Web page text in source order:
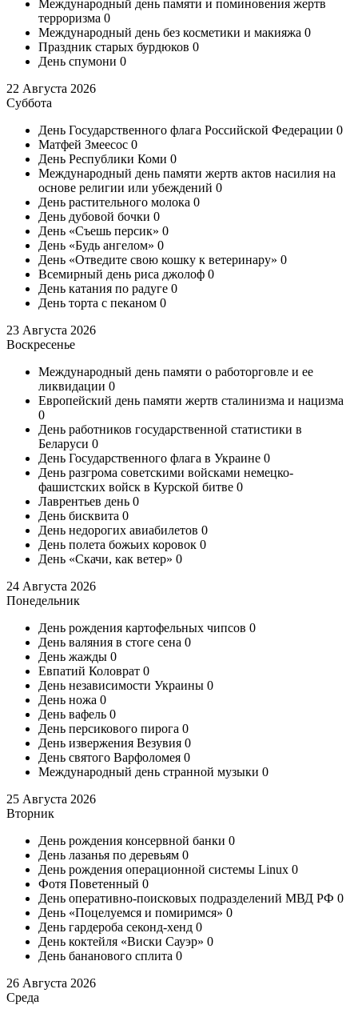
Международный день памяти и поминовения жертв
терроризма 0
Международный день без косметики и макияжа 0
Праздник старых бурдюков 0
День спумони 0
22 Августа 2026
Суббота
День Государственного флага Российской Федерации 0
Матфей Змеесос 0
День Республики Коми 0
Международный день памяти жертв актов насилия на
основе религии или убеждений 0
День растительного молока 0
День дубовой бочки 0
День «Съешь персик» 0
День «Будь ангелом» 0
День «Отведите свою кошку к ветеринару» 0
Всемирный день риса джолоф 0
День катания по радуге 0
День торта с пеканом 0
23 Августа 2026
Воскресенье
Международный день памяти о работорговле и ее
ликвидации 0
Европейский день памяти жертв сталинизма и нацизма
0
День работников государственной статистики в
Беларуси 0
День Государственного флага в Украине 0
День разгрома советскими войсками немецко-
фашистских войск в Курской битве 0
Лаврентьев день 0
День бисквита 0
День недорогих авиабилетов 0
День полета божьих коровок 0
День «Скачи, как ветер» 0
24 Августа 2026
Понедельник
День рождения картофельных чипсов 0
День валяния в стоге сена 0
День жажды 0
Евпатий Коловрат 0
День независимости Украины 0
День ножа 0
День вафель 0
День персикового пирога 0
День извержения Везувия 0
День святого Варфоломея 0
Международный день странной музыки 0
25 Августа 2026
Вторник
День рождения консервной банки 0
День лазанья по деревьям 0
День рождения операционной системы Linux 0
Фотя Поветенный 0
День оперативно-поисковых подразделений МВД РФ 0
День «Поцелуемся и помиримся» 0
День гардероба секонд-хенд 0
День коктейля «Виски Сауэр» 0
День бананового сплита 0
26 Августа 2026
Среда